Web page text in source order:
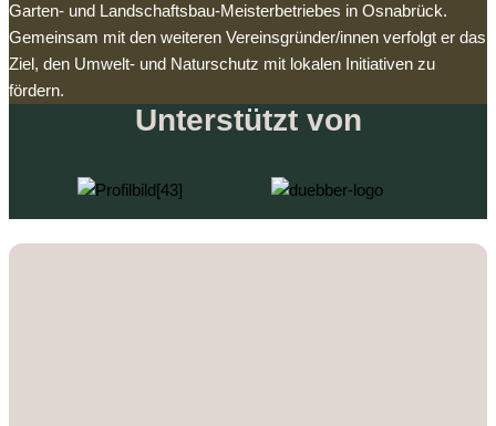
Garten- und Landschaftsbau-Meisterbetriebes in Osnabrück.
Gemeinsam mit den weiteren Vereinsgründer/innen verfolgt er das
Ziel, den Umwelt- und Naturschutz mit lokalen Initiativen zu
fördern.
Unterstützt von